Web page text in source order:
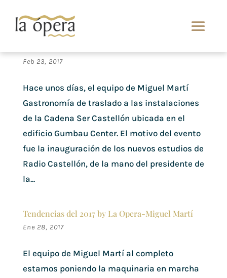
Catering Cadena ser by Miguel Martí
Feb 23, 2017
Hace unos días, el equipo de Miguel Martí
Gastronomía de traslado a las instalaciones
de la Cadena Ser Castellón ubicada en el
edificio Gumbau Center. El motivo del evento
fue la inauguración de los nuevos estudios de
Radio Castellón, de la mano del presidente de
la...
Tendencias del 2017 by La Opera-Miguel Martí
Ene 28, 2017
El equipo de Miguel Martí al completo
estamos poniendo la maquinaria en marcha